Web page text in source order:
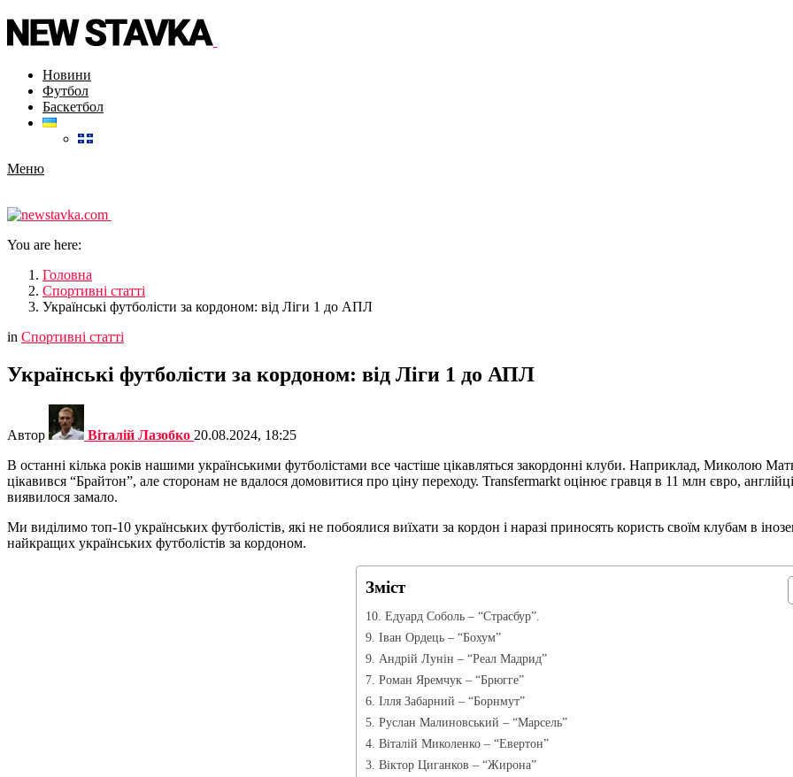
Новини
Футбол
Баскетбол
Меню
You are here:
Головна
Спортивні статті
Українські футболісти за кордоном: від Ліги 1 до АПЛ
in Спортивні статті
Українські футболісти за кордоном: від Ліги 1 до АПЛ
Автор Віталій Лазобко 20.08.2024, 18:25
В останні кілька років нашими українськими футболістами все частіше цікавляться закордонні клуби. Наприклад, Миколою
цікавився “Брайтон”, але сторонам не вдалося домовитися про ціну переходу. Transfermarkt оцінює гравця в 11 млн євро,
виявилося замало.
Ми виділимо топ-10 українських футболістів, які не побоялися виїхати за кордон і наразі приносять користь своїм клубам в
найкращих українських футболістів за кордоном.
Зміст
10. Едуард Соболь – “Страсбур”.
9. Іван Ордець – “Бохум”
9. Андрій Лунін – “Реал Мадрид”
7. Роман Яремчук – “Брюгге”
6. Ілля Забарний – “Борнмут”
5. Руслан Малиновський – “Марсель”
4. Віталій Миколенко – “Евертон”
3. Віктор Циганков – “Жирона”